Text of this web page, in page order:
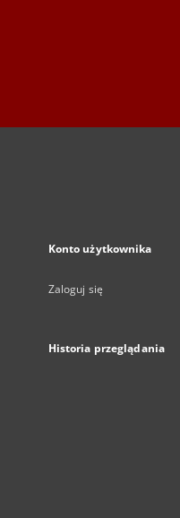
Konto użytkownika
Zaloguj się
Historia przeglądania